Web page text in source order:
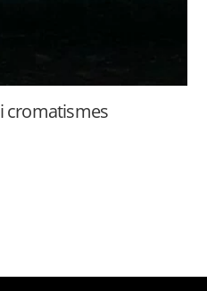
cromatismes